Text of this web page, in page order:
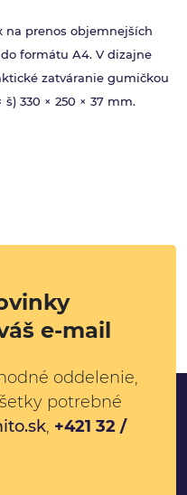
na prenos objemnejších
formátu A4. V dizajne
zatváranie gumičkou
330 × 250 × 37 mm.
e-mail
oddelenie,
potrebné
, +421 32 /